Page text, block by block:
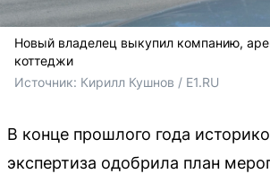
Новый владелец выкупил компанию,
коттеджи
Источник: Кирилл Кушнов / E1.RU
В конце прошлого года
экспертиза одобрила план